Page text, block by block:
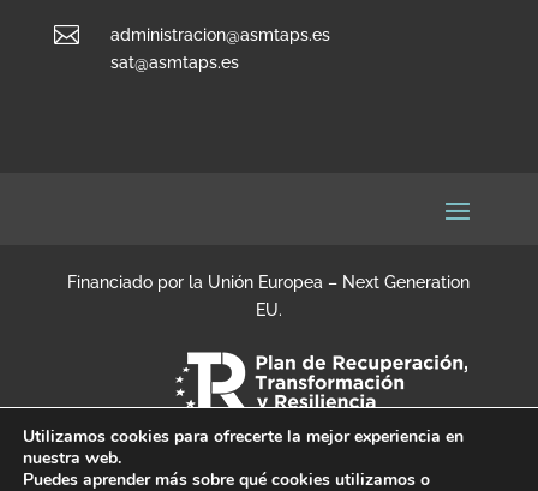

administracion@asmtaps.es
sat@asmtaps.es
Financiado por la Unión Europea – Next Generation
EU.
Utilizamos cookies para ofrecerte la mejor experiencia en
nuestra web.
Puedes aprender más sobre qué cookies utilizamos o